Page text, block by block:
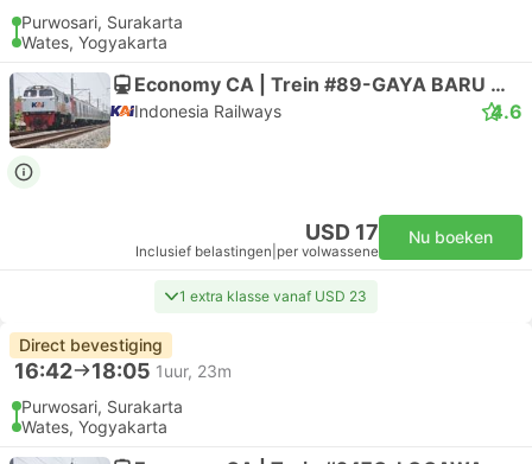
Purwosari, Surakarta
Wates, Yogyakarta
Economy CA | Trein #89-GAYA BARU MALAM SELAT
Indonesia Railways 4.6
USD 17
Inclusief belastingen per volwassene
Nu boeken
1 extra klasse vanaf USD 23
Direct bevestiging
16:42 18:05 1uur, 23m
Purwosari, Surakarta
Wates, Yogyakarta